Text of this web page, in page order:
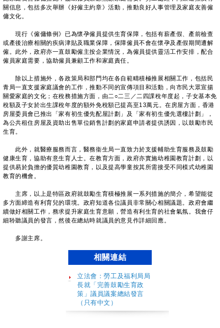
關信息，包括多次舉辦《好僱主約章》活動，推動良好人事管理及家庭友善僱
傭文化。
現行《僱傭條例》已為懷孕僱員提供生育保障，包括有薪產假、產前檢查
或產後治療相關的疾病津貼及職業保障，保障僱員不會在懷孕及產假期間遭解
僱。此外，政府亦一直鼓勵僱主按企業情況，為僱員提供靈活工作安排，配合
僱員家庭需要，協助僱員兼顧工作和家庭責任。
除以上措施外，各政策局和部門均在各自範疇積極推展相關工作，包括民
青局一直支援家庭議會的工作，推動不同的宣傳項目和活動，向市民大眾宣揚
關愛家庭的文化；在稅務措施方面，由二○二三／二四課稅年度起，子女基本免
稅額及子女於出生課稅年度的額外免稅額已提高至13萬元。在房屋方面，香港
房屋委員會已推出「家有初生優先配屋計劃」及「家有初生優先選樓計劃」，
為公共租住房屋及資助出售單位銷售計劃的家庭申請者提供誘因，以鼓勵市民
生育。
此外，就醫療服務而言，醫務衞生局一直致力於支援輔助生育服務及鼓勵
健康生育，協助有意生育人士。在教育方面，政府亦實施幼稚園教育計劃，以
提供易於負擔的優質幼稚園教育，以及提高學童按其所需接受不同模式幼稚園
教育的機會。
主席，以上是特區政府就鼓勵生育積極推展一系列措施的簡介，希望能從
多方面締造有利育兒的環境。政府知道各位議員非常關心相關議題。政府會繼
續做好相關工作，務求提升家庭生育意願，營造有利生育的社會氣氛。我會仔
細聆聽議員的發言，然後在總結時就議員的意見作詳細回應。
多謝主席。
相關連結
立法會：勞工及福利局局
長就「完善鼓勵生育政
策」議員議案總結發言
（只有中文）